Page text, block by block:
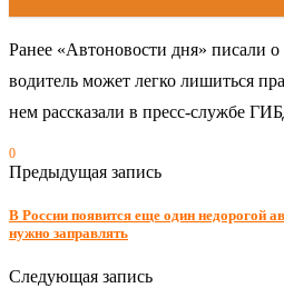
Ранее «Автоновости дня» писали
водитель может легко лишиться
нем рассказали в пресс-службе
0
Предыдущая запись
В России появится еще один недорогой
нужно заправлять
Следующая запись